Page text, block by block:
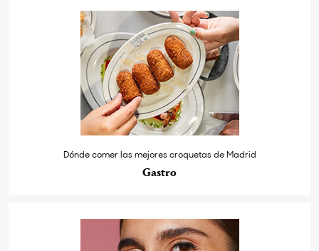
Dónde comer las mejores croquetas de Madrid
Gastro